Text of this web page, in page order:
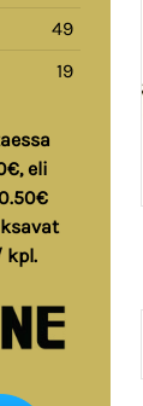
49
19
eli
kpl.